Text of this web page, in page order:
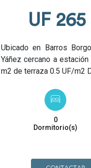
UF 265
Ubicado en Barros
Yáñez cercano a
m2 de terraza 0.5 UF/m2
0
Dormitorio(s)